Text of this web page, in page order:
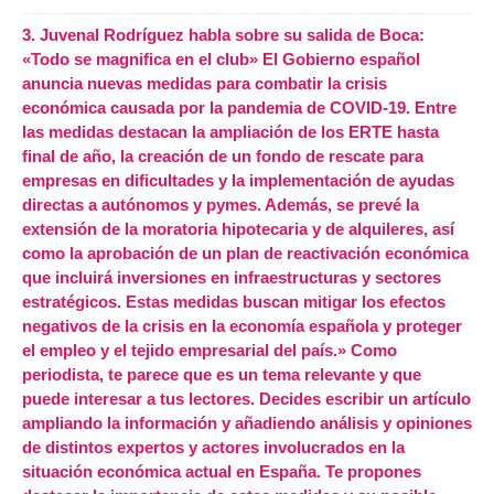
3. Juvenal Rodríguez habla sobre su salida de Boca:
«Todo se magnifica en el club» El Gobierno español
anuncia nuevas medidas para combatir la crisis
económica causada por la pandemia de COVID-19. Entre
las medidas destacan la ampliación de los ERTE hasta
final de año, la creación de un fondo de rescate para
empresas en dificultades y la implementación de ayudas
directas a autónomos y pymes. Además, se prevé la
extensión de la moratoria hipotecaria y de alquileres, así
como la aprobación de un plan de reactivación económica
que incluirá inversiones en infraestructuras y sectores
estratégicos. Estas medidas buscan mitigar los efectos
negativos de la crisis en la economía española y proteger
el empleo y el tejido empresarial del país.» Como
periodista, te parece que es un tema relevante y que
puede interesar a tus lectores. Decides escribir un artículo
ampliando la información y añadiendo análisis y opiniones
de distintos expertos y actores involucrados en la
situación económica actual en España. Te propones